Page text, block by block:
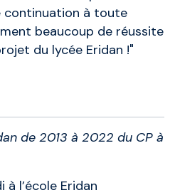
continuation à toute
beaucoup de réussite
du lycée Eridan !"
de 2013 à 2022 du CP à
à l’école Eridan